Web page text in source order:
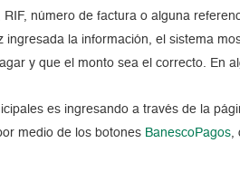
número de factura o alguna
la información, el sistema
y que el monto sea el correcto. En
es ingresando a través de la
medio de los botones BanescoPagos